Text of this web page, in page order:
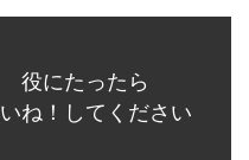
役にたったら
ね！してください